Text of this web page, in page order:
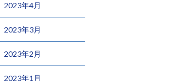
2023年4月
2023年3月
2023年2月
2023年1月